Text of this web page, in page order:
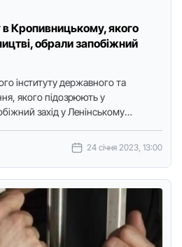
в Кропивницькому, якого
обрали запобіжний
інституту деpжавного та
якого підозрюють у
захід у Ленінському
24 січня 2023, 13:00